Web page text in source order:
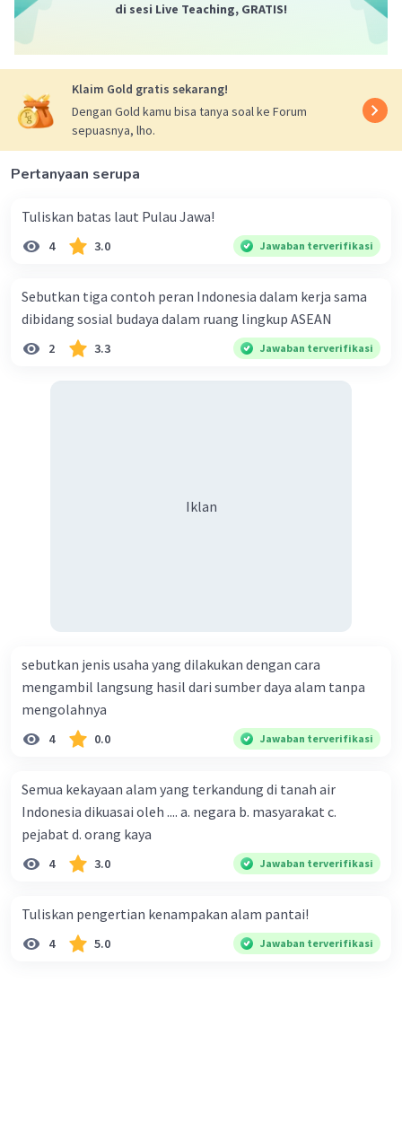
di sesi Live Teaching, GRATIS!
Klaim Gold gratis sekarang!
Dengan Gold kamu bisa tanya soal ke Forum
sepuasnya, lho.
Pertanyaan serupa
Tuliskan batas laut Pulau Jawa!
4 3.0 Jawaban terverifikasi
Sebutkan tiga contoh peran Indonesia dalam kerja sama
dibidang sosial budaya dalam ruang lingkup ASEAN
2 3.3 Jawaban terverifikasi
Iklan
sebutkan jenis usaha yang dilakukan dengan cara
mengambil langsung hasil dari sumber daya alam tanpa
mengolahnya
4 0.0 Jawaban terverifikasi
Semua kekayaan alam yang terkandung di tanah air
Indonesia dikuasai oleh .... a. negara b. masyarakat c.
pejabat d. orang kaya
4 3.0 Jawaban terverifikasi
Tuliskan pengertian kenampakan alam pantai!
4 5.0 Jawaban terverifikasi